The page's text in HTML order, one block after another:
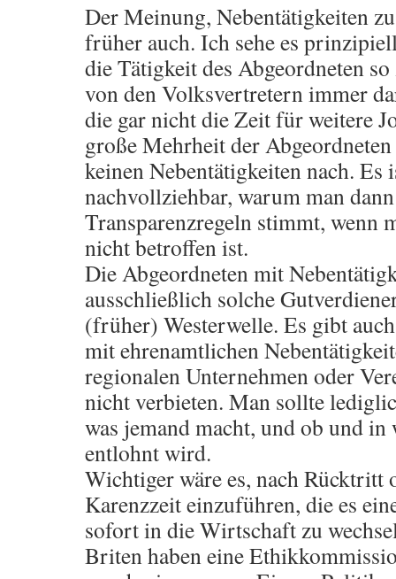
Der Meinung, Nebentätigkeiten
früher auch. Ich sehe es
die Tätigkeit des Abgeordneten
von den Volksvertretern immer
die gar nicht die Zeit für weitere
große Mehrheit der
keinen Nebentätigkeiten nach.
nachvollziehbar, warum man
Transparenzregeln stimmt, wenn
nicht betroffen ist.
Die Abgeordneten mit
ausschließlich solche
(früher) Westerwelle. Es gibt
mit ehrenamtlichen
regionalen Unternehmen oder
nicht verbieten. Man sollte
was jemand macht, und ob und
entlohnt wird.
Wichtiger wäre es, nach Rücktritt
Karenzzeit einzuführen, die es
sofort in die Wirtschaft zu
Briten haben eine